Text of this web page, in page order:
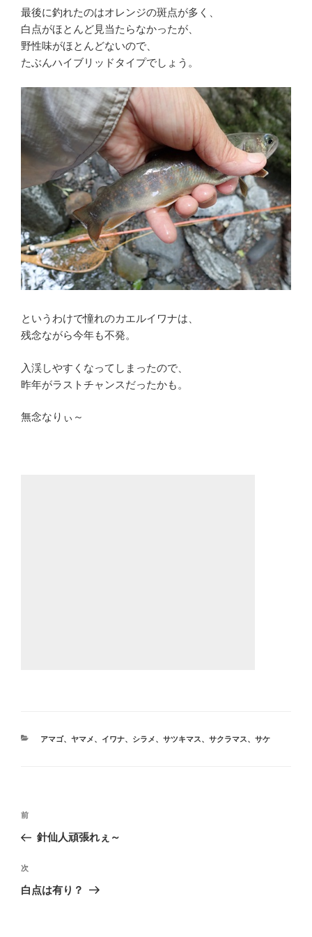
最後に釣れたのはオレンジの斑点が多く、
白点がほとんど見当たらなかったが、
野性味がほとんどないので、
たぶんハイブリッドタイプでしょう。
というわけで憧れのカエルイワナは、
残念ながら今年も不発。
入渓しやすくなってしまったので、
昨年がラストチャンスだったかも。
無念なりぃ～
カ
アマゴ、ヤマメ、イワナ、シラメ、サツキマス、サクラマス、サケ
投
ビ
ゲ
前
の
稿
前
針仙人頑張れぇ～
次
の
次
白点は有り？